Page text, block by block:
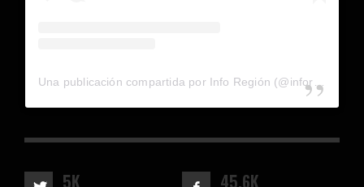
Una publicación compartida por Info Región (@inforegion_redes)
5K 45.6K